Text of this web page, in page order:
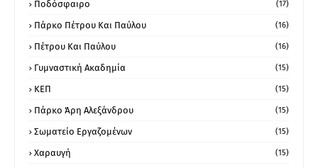
Ποδόσφαιρο (17)
Πάρκο Πέτρου Και Παύλου (16)
Πέτρου Και Παύλου (16)
Γυμναστική Ακαδημία (15)
ΚΕΠ (15)
Πάρκο Άρη Αλεξάνδρου (15)
Σωματείο Εργαζομένων (15)
Χαραυγή (15)